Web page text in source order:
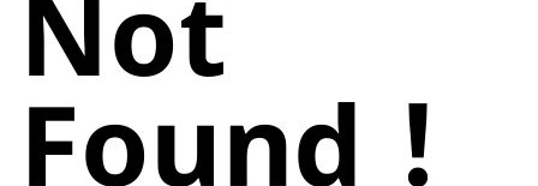
Not
Found！